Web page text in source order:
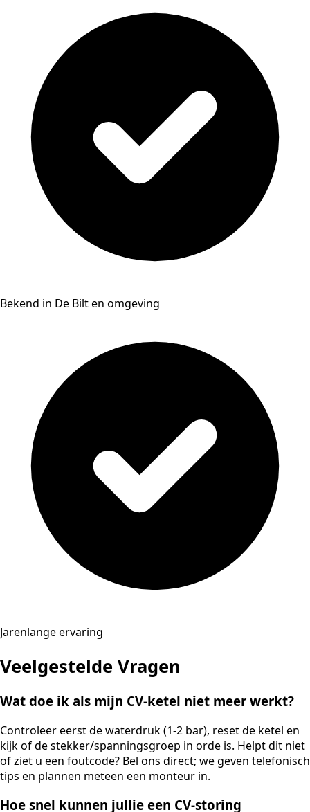
Bekend in De Bilt en omgeving
Jarenlange ervaring
Veelgestelde Vragen
Wat doe ik als mijn CV-ketel niet meer werkt?
Controleer eerst de waterdruk (1-2 bar), reset de ketel en
kijk of de stekker/spanningsgroep in orde is. Helpt dit niet
of ziet u een foutcode? Bel ons direct; we geven telefonisch
tips en plannen meteen een monteur in.
Hoe snel kunnen jullie een CV-storing